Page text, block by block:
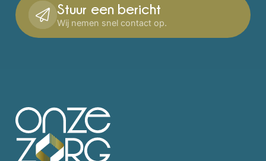
Stuur een bericht
Wij nemen snel contact op.